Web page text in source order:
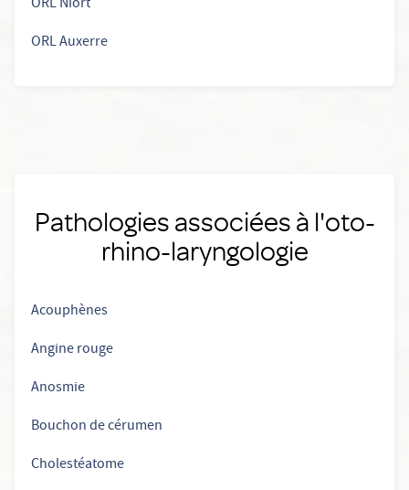
ORL Niort
ORL Auxerre
Pathologies associées à l'oto-
rhino-laryngologie
Acouphènes
Angine rouge
Anosmie
Bouchon de cérumen
Cholestéatome